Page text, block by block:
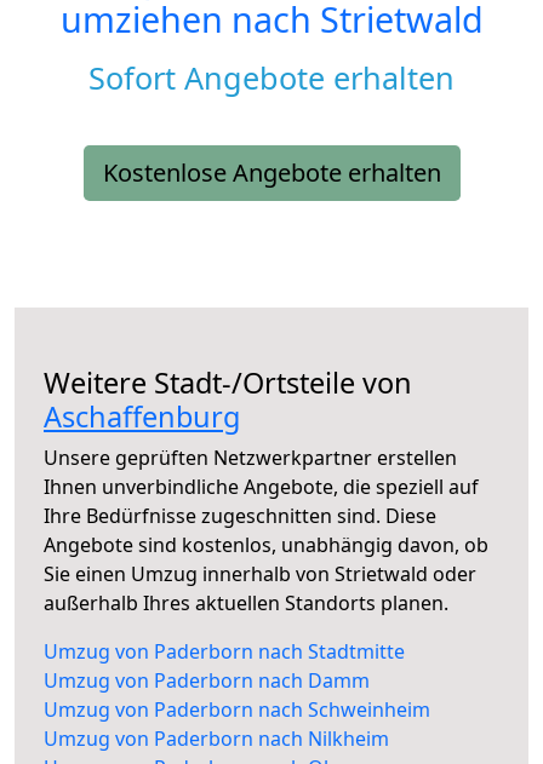
umziehen nach Strietwald
Sofort Angebote erhalten
Kostenlose Angebote erhalten
Weitere Stadt-/Ortsteile von
Aschaffenburg
Unsere geprüften Netzwerkpartner erstellen
Ihnen unverbindliche Angebote, die speziell auf
Ihre Bedürfnisse zugeschnitten sind. Diese
Angebote sind kostenlos, unabhängig davon, ob
Sie einen Umzug innerhalb von Strietwald oder
außerhalb Ihres aktuellen Standorts planen.
Umzug von Paderborn nach Stadtmitte
Umzug von Paderborn nach Damm
Umzug von Paderborn nach Schweinheim
Umzug von Paderborn nach Nilkheim